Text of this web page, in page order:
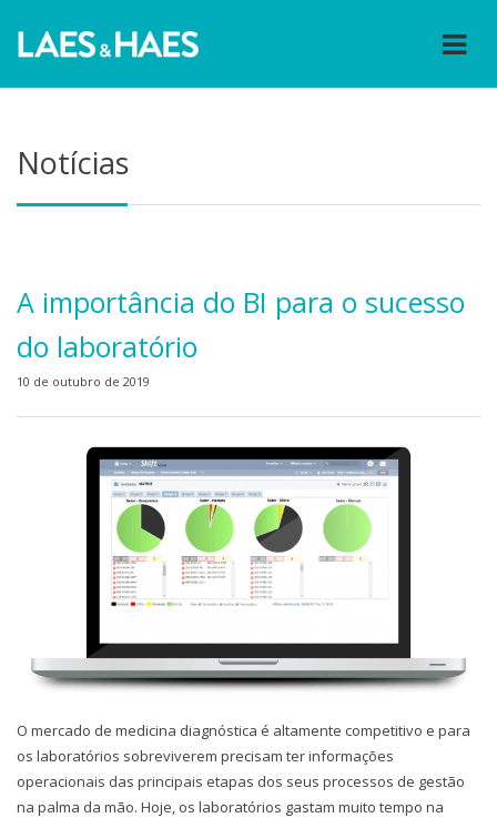
Notícias
A importância do BI para o sucesso
do laboratório
10 de outubro de 2019
O mercado de medicina diagnóstica é altamente competitivo e para
os laboratórios sobreviverem precisam ter informações
operacionais das principais etapas dos seus processos de gestão
na palma da mão. Hoje, os laboratórios gastam muito tempo na